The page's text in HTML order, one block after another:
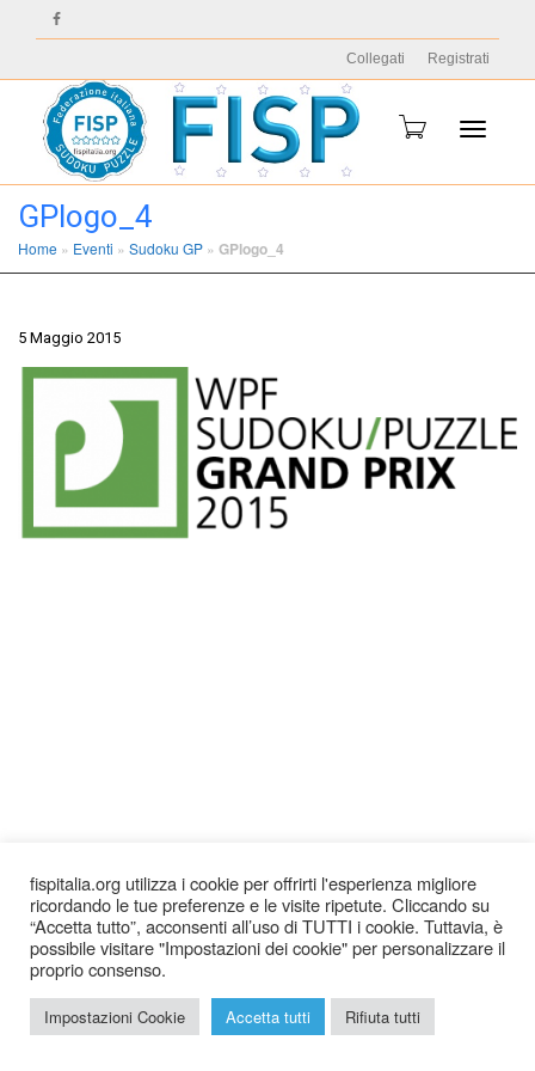
Collegati Registrati
GPlogo_4
Home » Eventi » Sudoku GP » GPlogo_4
5 Maggio 2015
2026 © Federazione Italiana Sudoku Puzzle |Chi siamo
Privacy
fispitalia.org utilizza i cookie per offrirti l'esperienza migliore
ricordando le tue preferenze e le visite ripetute. Cliccando su
“Accetta tutto”, acconsenti all’uso di TUTTI i cookie. Tuttavia, è
possibile visitare "Impostazioni dei cookie" per personalizzare il
proprio consenso.
Impostazioni Cookie Accetta tutti Rifiuta tutti